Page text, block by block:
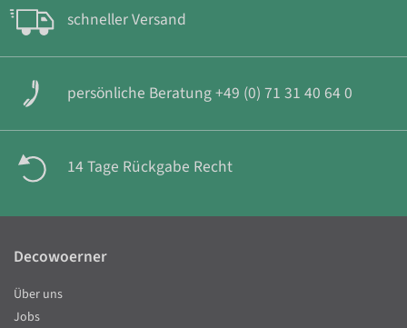
schneller Versand
persönliche Beratung +49 (0) 71 31 40 64 0
14 Tage Rückgabe Recht
Decowoerner
Über uns
Jobs